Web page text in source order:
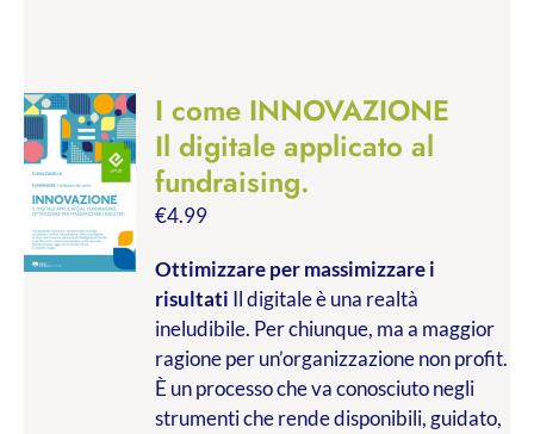
I come INNOVAZIONE
Il digitale applicato al
fundraising.
€4.99
Ottimizzare per massimizzare i
risultati Il digitale è una realtà
ineludibile. Per chiunque, ma a maggior
ragione per un’organizzazione non profit.
È un processo che va conosciuto negli
strumenti che rende disponibili, guidato,